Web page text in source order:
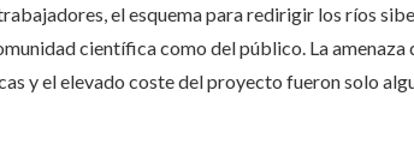
el esquema para redirigir los ríos
científica como del público. La
y el elevado coste del proyecto fueron solo